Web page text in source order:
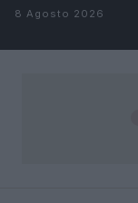
Salta al contenuto
8 Agosto 2026